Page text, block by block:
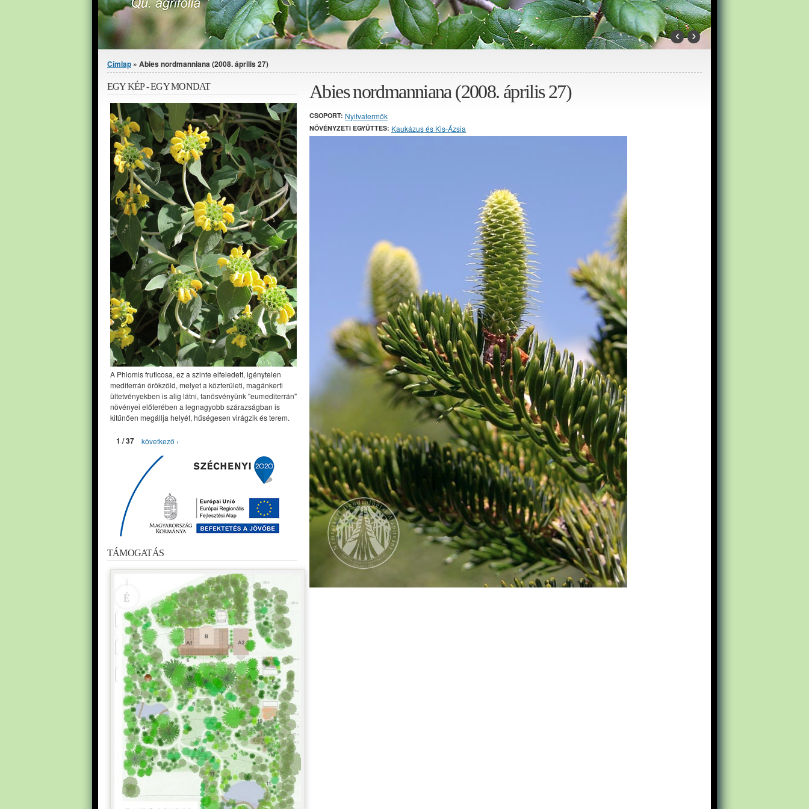
‹ ›
Jelenlegi hely
Címlap » Abies nordmanniana (2008. április 27)
Abies nordmanniana (2008. április 27)
CSOPORT: Nyitvatermők
NÖVÉNYZETI EGYÜTTES: Kaukázus és Kis-Ázsia
EGY KÉP - EGY MONDAT
A Phlomis fruticosa, ez a szinte elfeledett, igénytelen
mediterrán örökzöld, melyet a közterületi, magánkerti
ültetvényekben is alig látni, tanösvényünk "eumediterrán"
növényei előterében a legnagyobb szárazságban is
kitűnően megállja helyét, hűségesen virágzik és terem.
1 / 37 következő ›
TÁMOGATÁS